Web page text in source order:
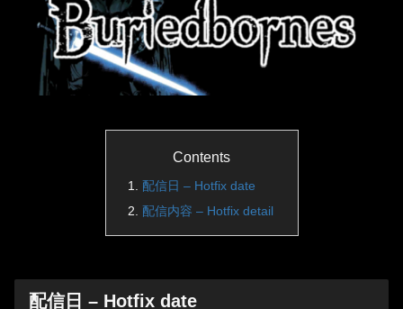
Contents
配信日 – Hotfix date
配信内容 – Hotfix detail
配信日 – Hotfix date